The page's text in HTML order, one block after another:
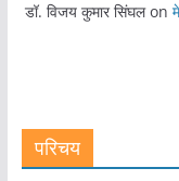
डॉ. विजय कुमार सिंघलon
परिचय